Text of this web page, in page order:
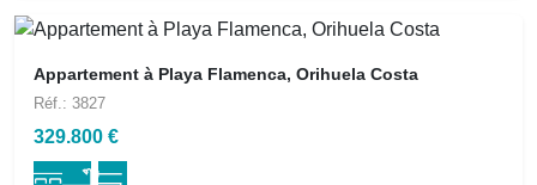
Appartement à Playa Flamenca, Orihuela Costa
Réf.: 3827
329.800 €